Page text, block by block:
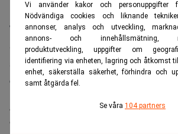
Vi använder kakor och personuppgifter
Nödvändiga cookies och liknande
annonser, analys och utveckling,
annons- och innehållsmätning,
produktutveckling, uppgifter om
identifiering via enheten, lagring och åtkomst
enhet, säkerställa säkerhet, förhindra och
samt åtgärda fel.
Se våra 104 partners
TCW-index: 137,66 (134,23).
Siffrorna inom parentes anger räntor
stängningen föregående handelsdag. Ju
desto starkare krona.
Läs mer från Realtid - vårt nyhetsbrev
är kostnadsfritt: